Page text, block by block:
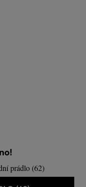
prádlo (62)